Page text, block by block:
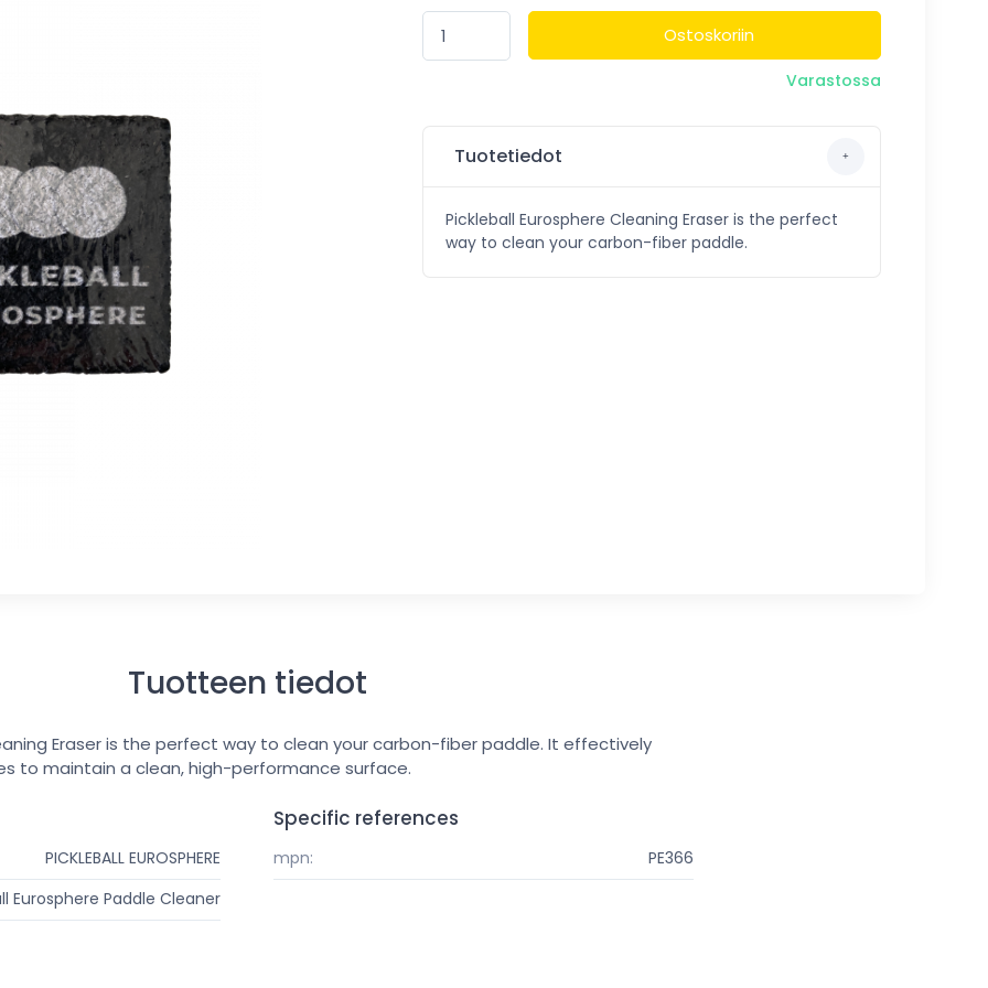
Ostoskoriin
Varastossa
Tuotetiedot
Pickleball Eurosphere Cleaning Eraser is the perfect
way to clean your carbon-fiber paddle.
Tuotteen tiedot
Eraser is the perfect way to clean your carbon-fiber paddle. It effectively
to maintain a clean, high-performance surface.
PICKLEBALL EUROSPHERE
Eurosphere Paddle Cleaner
Specific references
mpn: PE366